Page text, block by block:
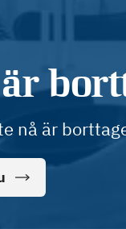
nå är